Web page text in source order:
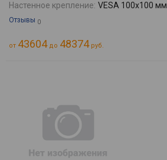
Настенное крепление: VESA 100x100 мм
Отзывы 0
от 43604до 48374руб.